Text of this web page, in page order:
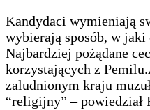
Kandydaci wymieniają
wybierają sposób, w jaki
Najbardziej pożądane
korzystających z
zaludnionym kraju
“religijny” – powiedział